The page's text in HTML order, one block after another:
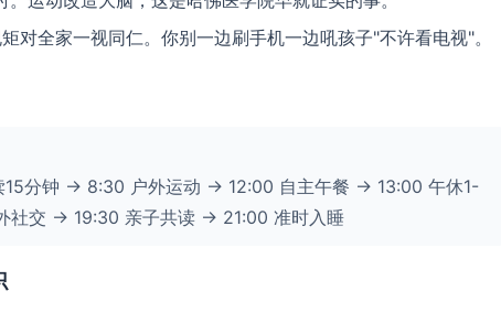
对全家一视同仁。你别一边刷手机一边吼孩子"不许看电视"。
分钟 → 8:30 户外运动 → 12:00 自主午餐 → 13:00 午休1-
社交 → 19:30 亲子共读 → 21:00 准时入睡